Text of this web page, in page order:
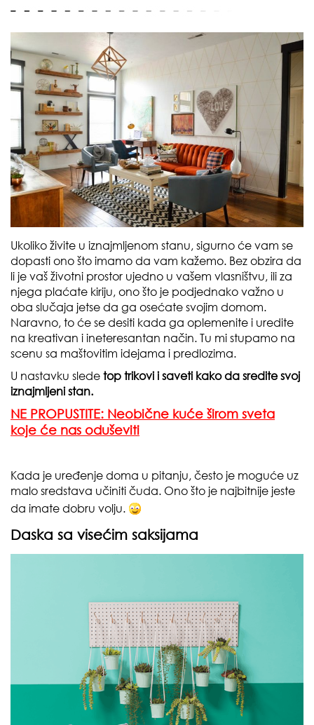
Ukoliko živite u iznajmljenom stanu, sigurno će vam se
dopasti ono što imamo da vam kažemo. Bez obzira da
li je vaš životni prostor ujedno u vašem vlasništvu, ili za
njega plaćate kiriju, ono što je podjednako važno u
oba slučaja jetse da ga osećate svojim domom.
Naravno, to će se desiti kada ga oplemenite i uredite
na kreativan i ineteresantan način. Tu mi stupamo na
scenu sa maštovitim idejama i predlozima.
U nastavku slede top trikovi i saveti kako da sredite svoj
iznajmljeni stan.
NE PROPUSTITE: Neobične kuće širom sveta
koje će nas oduševiti
Kada je uređenje doma u pitanju, često je moguće uz
malo sredstava učiniti čuda. Ono što je najbitnije jeste
da imate dobru volju.
Daska sa visećim saksijama